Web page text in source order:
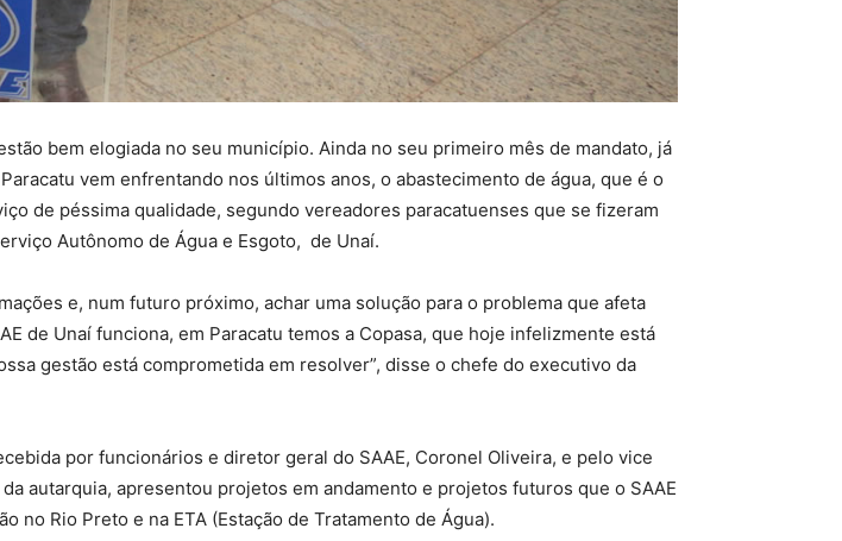
bem elogiada no seu município. Ainda no seu primeiro mês de mandato, já
vem enfrentando nos últimos anos, o abastecimento de água, que é o
de péssima qualidade, segundo vereadores paracatuenses que se fizeram
Autônomo de Água e Esgoto, de Unaí.
e, num futuro próximo, achar uma solução para o problema que afeta
de Unaí funciona, em Paracatu temos a Copasa, que hoje infelizmente está
gestão está comprometida em resolver”, disse o chefe do executivo da
por funcionários e diretor geral do SAAE, Coronel Oliveira, e pelo vice
autarquia, apresentou projetos em andamento e projetos futuros que o SAAE
no Rio Preto e na ETA (Estação de Tratamento de Água).